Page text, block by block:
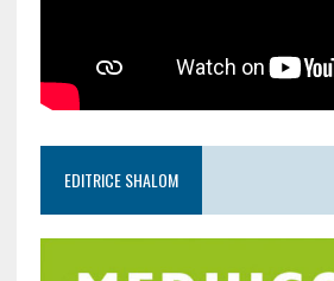
EDITRICE SHALOM